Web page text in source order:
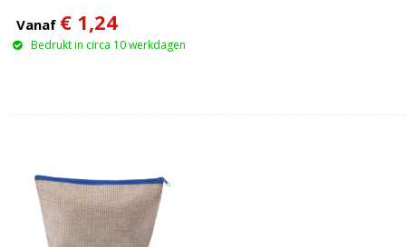
Vanaf € 1,24
Bedrukt in circa 10 werkdagen